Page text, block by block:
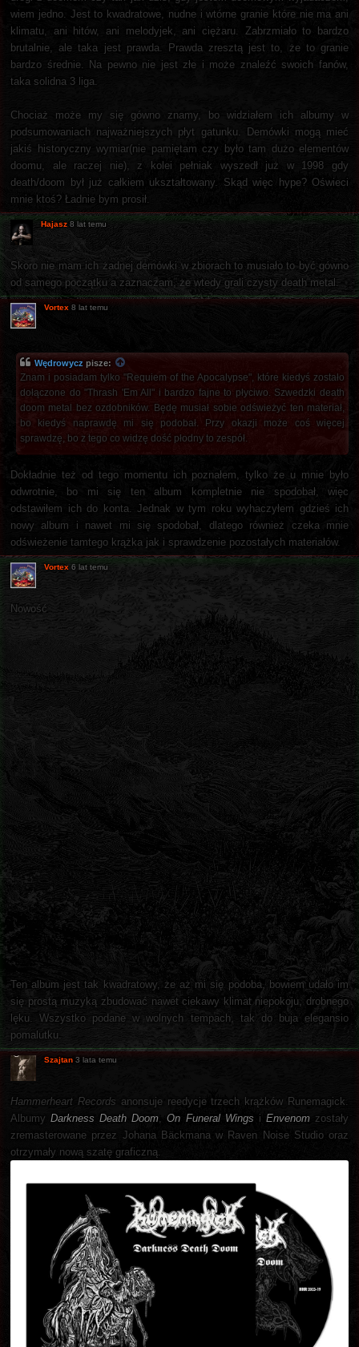
wiem jedno. Jest to kwadratowe, nudne i wtórne granie które nie ma ani
klimatu, ani hitów, ani melodyjek, ani ciężaru. Zabrzmiało to bardzo
brutalnie, ale taka jest prawda. Prawda zresztą jest to, że to granie
bardzo średnie. Na pewno nie jest złe i może znaleźć swoich fanów,
taka solidna 3 liga.
Chociaż może my się gówno znamy, bo widziałem ich albumy w
podsumowaniach najważniejszych płyt gatunku. Demówki mogą mieć
jakiś historyczny wymiar(nie pamiętam czy było tam dużo elementów
doomu, ale raczej nie), z kolei pełniak wyszedł już w 1998 gdy
death/doom był już całkiem ukształtowany. Skąd więc hype? Oświeci
mnie ktoś? Ładnie bym prosił.
Hajasz 8 lat temu
Skoro nie mam ich żadnej demówki w zbiorach to musiało to być gówno
od samego początku a zaznaczam, że wtedy grali czysty death metal.
Vortex 8 lat temu
Wędrowycz pisze:
Znam i posiadam tylko "Requiem of the Apocalypse", które kiedyś zostało
dołączone do "Thrash 'Em All" i bardzo fajne to płyciwo. Szwedzki death
doom metal bez ozdobników. Będę musiał sobie odświeżyć ten materiał,
bo kiedyś naprawdę mi się podobał. Przy okazji może coś więcej
sprawdzę, bo z tego co widzę dość płodny to zespół.
Dokładnie też od tego momentu ich poznałem, tylko że u mnie było
odwrotnie, bo mi się ten album kompletnie nie spodobał, więc
odstawiłem ich do konta. Jednak w tym roku wyhaczyłem gdzieś ich
nowy album i nawet mi się spodobał, dlatego również czeka mnie
odświeżenie tamtego krążka jak i sprawdzenie pozostałych materiałów.
Vortex 6 lat temu
Nowość
Ten album jest tak kwadratowy, że aż mi się podoba, bowiem udało im
się prostą muzyką zbudować nawet ciekawy klimat niepokoju, drobnego
lęku. Wszystko podane w wolnych tempach, tak do buja elegansio
pomalutku.
Szajtan 3 lata temu
Hammerheart Records anonsuje reedycje trzech krążków Runemagick.
AlbumyDarkness Death Doom,On Funeral Wings i Envenomzostały
zremasterowane przez Johana Bäckmana w Raven Noise Studio oraz
otrzymały nową szatę graficzną.